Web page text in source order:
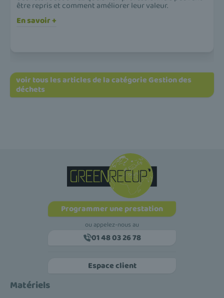
être repris et comment améliorer leur valeur.
En savoir +
voir tous les articles de la catégorie Gestion des
déchets
Programmer une prestation
ou appelez-nous au
01 48 03 26 78
Espace client
Matériels